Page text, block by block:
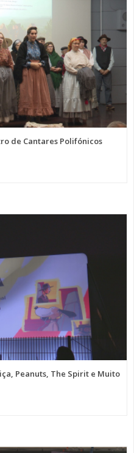
de Cantares Polifónicos
Peanuts, The Spirit e Muito